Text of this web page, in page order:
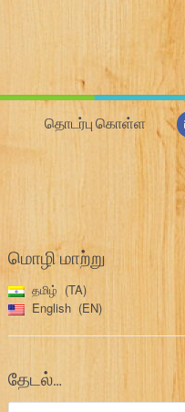
தொடர்பு கொள்ள
மொழி மாற்று
தமிழ்
TA
English
EN
தேடல்…